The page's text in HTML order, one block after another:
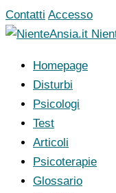
Vai
al
Contatti Accesso
Homepage
Disturbi
Psicologi
Test
Articoli
Psicoterapie
Glossario